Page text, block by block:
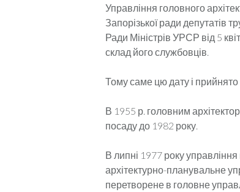
Управління головного
Запорізької ради депутатів
Ради Міністрів УРСР від 5
склад його службовців.
Тому саме цю дату і
В 1955 р. головним
посаду до 1982 року.
В липні 1977 року
архітектурно-планувальне
перетворене в головне